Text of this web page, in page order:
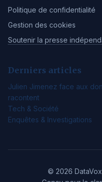
Politique de confidentialité
Gestion des cookies
Soutenir la presse
Derniers articles
Julien Jimenez face aux
racontent
Tech & Société
Enquêtes & Investigations
© 2026